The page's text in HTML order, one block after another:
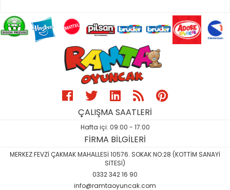
ÇALIŞMA SAATLERİ
Hafta içi: 09:00 - 17:00
FİRMA BİLGİLERİ
MERKEZ:FEVZİ ÇAKMAK MAHALLESİ 10576. SOKAK NO:28 (KOTTİM SANAYİ
SİTESİ)
0332 342 16 90
info@ramtaoyuncak.com